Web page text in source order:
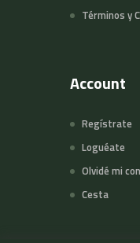
Términos y
Account
Regístrate
Loguéate
Olvidé mi
Cesta